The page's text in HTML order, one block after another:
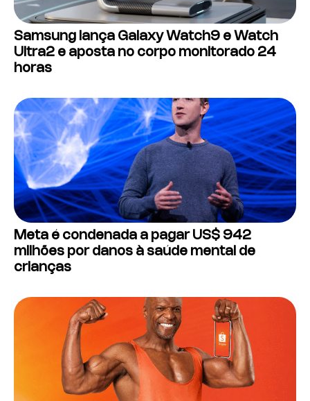
Samsung lança Galaxy Watch9 e Watch
Ultra2 e aposta no corpo monitorado 24
horas
Meta é condenada a pagar US$ 942
milhões por danos à saúde mental de
crianças